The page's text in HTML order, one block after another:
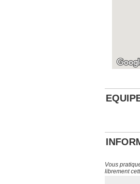
Vous
librement